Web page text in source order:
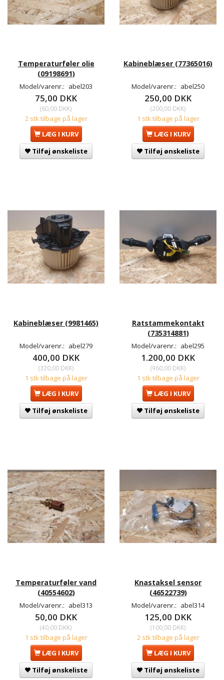
Temperaturføler olie
(09198691)
Model/varenr.: abel203
75,00 DKK
(60,00 DKK)
2 stk tilbage på lager
LÆG I KURV
Tilføj ønskeliste
Kabineblæser (77365016)
Model/varenr.: abel250
250,00 DKK
(200,00 DKK)
1 stk tilbage på lager
LÆG I KURV
Tilføj ønskeliste
Kabineblæser (9981465)
Model/varenr.: abel279
400,00 DKK
(320,00 DKK)
1 stk tilbage på lager
LÆG I KURV
Tilføj ønskeliste
Ratstammekontakt
(735314881)
Model/varenr.: abel295
1.200,00 DKK
(960,00 DKK)
1 stk tilbage på lager
LÆG I KURV
Tilføj ønskeliste
Temperaturføler vand
(40554602)
Model/varenr.: abel313
50,00 DKK
(40,00 DKK)
1 stk tilbage på lager
LÆG I KURV
Tilføj ønskeliste
Knastaksel sensor
(46522739)
Model/varenr.: abel314
125,00 DKK
(100,00 DKK)
2 stk tilbage på lager
LÆG I KURV
Tilføj ønskeliste